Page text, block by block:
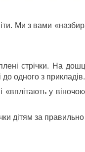
Ми з вами
стрічки. На
до одного з прикладів.
«вплітають у
дітям за